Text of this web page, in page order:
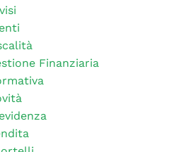
Finanziaria